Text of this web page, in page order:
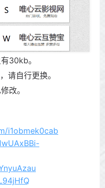
30kb。
请自行更换。
改。
i1obmek0cab